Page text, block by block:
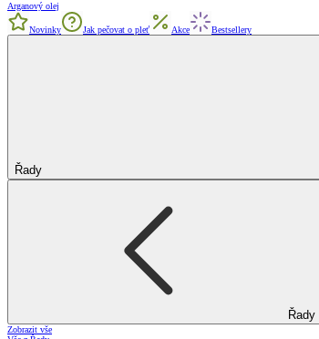
Arganový olej
Novinky Jak pečovat o pleť Akce Bestsellery
Řady
Řady
Zobrazit vše